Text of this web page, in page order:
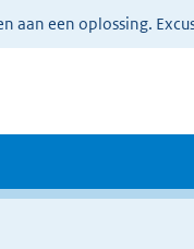
aan een oplossing.